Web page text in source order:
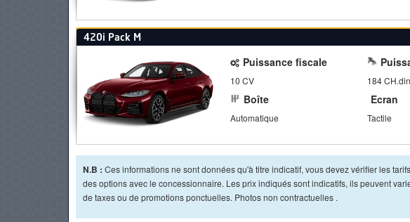
420i Pack M
Puissance fiscale
10 CV 184 CH.din
Boîte
Automatique
Ecran
Tactile
N.B : Ces informations ne sont données qu'à titre indicatif, vous devez vérifier les
des options avec le concessionnaire. Les prix indiqués sont indicatifs, ils peuvent
de taxes ou de promotions ponctuelles. Photos non contractuelles .